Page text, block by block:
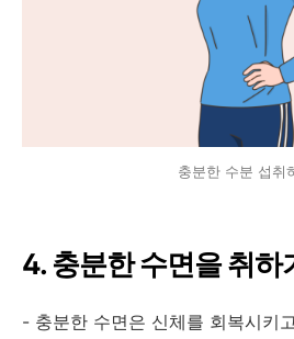
충분한 수분 섭취
4. 충분한 수면을 취하
- 충분한 수면은 신체를 회복시키